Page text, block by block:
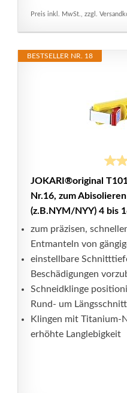
Preis inkl. MwSt., zzgl.
BESTSELLER NR. 18
JOKARI®original
Nr.16, zum
(z.B.NYM/NYY) 4 bis
zum präzisen,
Entmanteln von
einstellbare
Beschädigungen
Schneidklinge
Rund- um Längsschnitt
Klingen mit
erhöhte Langlebigkeit